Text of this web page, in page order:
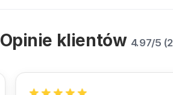
Opinie klientów 4.97/5